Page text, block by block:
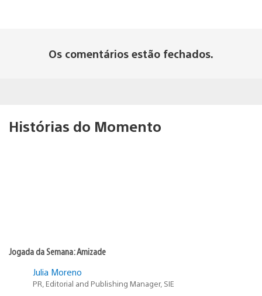
Os comentários estão fechados.
Histórias do Momento
Jogada da Semana: Amizade
Julia Moreno
PR, Editorial and Publishing Manager, SIE